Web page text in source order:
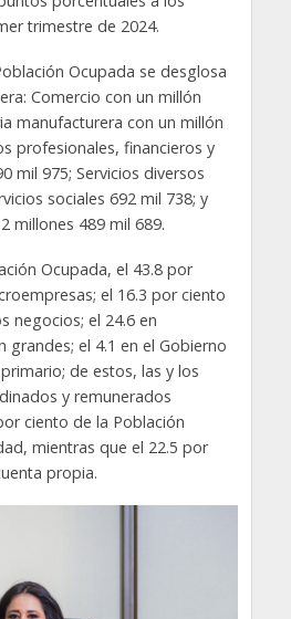
trimestre de 2024.
Ocupada se desglosa
Comercio con un millón
manufacturera con un millón
profesionales, financieros y
mil 975; Servicios diversos
sociales 692 mil 738; y
millones 489 mil 689.
Ocupada, el 43.8 por
el 16.3 por ciento
negocios; el 24.6 en
grandes; el 4.1 en el Gobierno
de estos, las y los
y remunerados
ciento de la Población
mientras que el 22.5 por
propia.